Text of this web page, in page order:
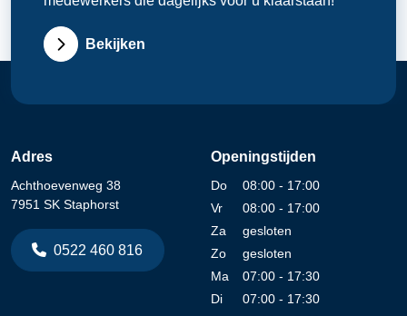
Bekijken
Adres
Achthoevenweg 38
7951 SK Staphorst
0522 460 816
Openingstijden
Do
08:00 - 17:00
Vr
08:00 - 17:00
Za
gesloten
Zo
gesloten
Ma
07:00 - 17:30
Di
07:00 - 17:30